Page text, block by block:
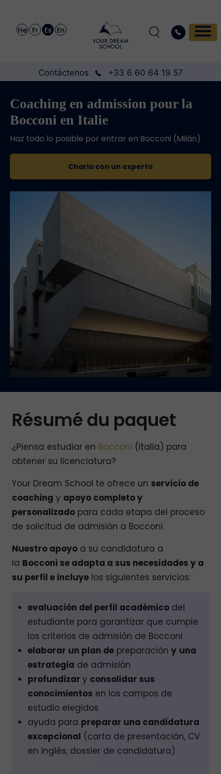
He Fr Es En
Contáctenos +33 6 60 64 19 57
Coaching en admission pour la
Bocconi en Italie
Haz todo lo posible por entrar en Bocconi (Milán)
Charla con un experto
Résumé du paquet
¿Piensa estudiar en Bocconi (Italia) para
obtener su licenciatura?
Your Dream School te ofrece un servicio de
coaching y apoyo completo y
personalizado para cada etapa del proceso
de solicitud de admisión a Bocconi.
Nuestro apoyo a su candidatura a
la Bocconi se adapta a sus necesidades y a
su perfil e incluye los siguientes servicios:
evaluación del perfil académico del
estudiante para garantizar que cumple
los criterios de admisión de Bocconi
elaborar un plan de preparación y una
estrategia de admisión
profundizar y consolidar sus
conocimientos en los campos de
estudio elegidos
ayuda para preparar una candidatura
excepcional (carta de presentación, CV
en inglés, dossier de candidatura)